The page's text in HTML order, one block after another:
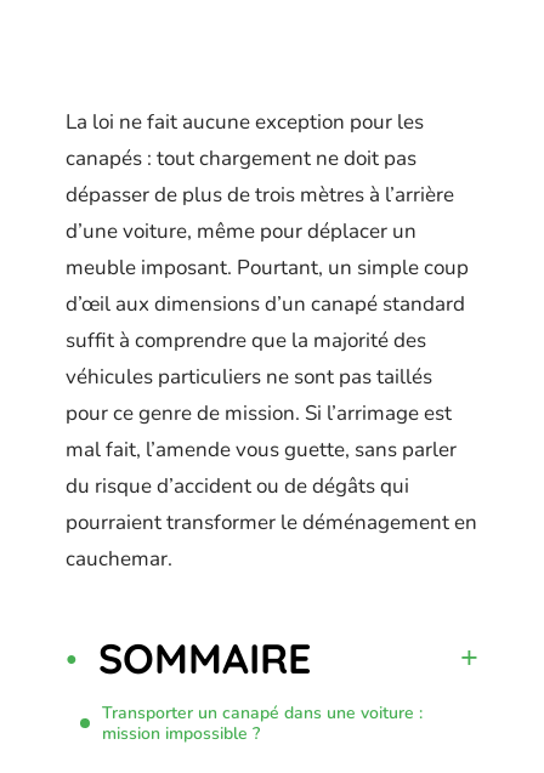
La loi ne fait aucune exception pour les
canapés : tout chargement ne doit pas
dépasser de plus de trois mètres à l’arrière
d’une voiture, même pour déplacer un
meuble imposant. Pourtant, un simple coup
d’œil aux dimensions d’un canapé standard
suffit à comprendre que la majorité des
véhicules particuliers ne sont pas taillés
pour ce genre de mission. Si l’arrimage est
mal fait, l’amende vous guette, sans parler
du risque d’accident ou de dégâts qui
pourraient transformer le déménagement en
cauchemar.
SOMMAIRE
Transporter un canapé dans une voiture :
mission impossible ?